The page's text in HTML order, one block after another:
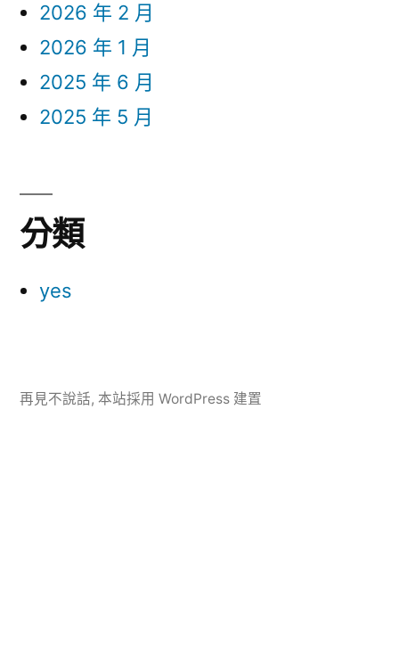
2026 年 2 月
2026 年 1 月
2025 年 6 月
2025 年 5 月
分類
yes
再見不說話, 本站採用 WordPress 建置